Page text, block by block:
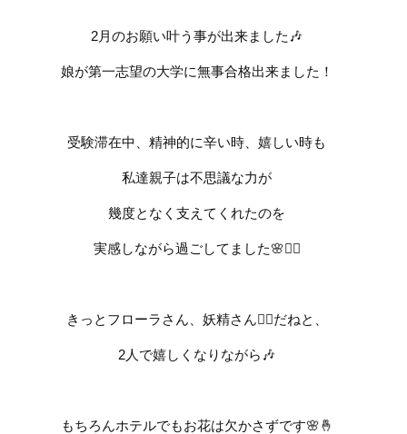
2月のお願い叶う事が出来ました 🎶
娘が第一志望の大学に無事合格出来ました！
受験滞在中、精神的に辛い時、嬉しい時も
私達親子は不思議な力が
幾度となく支えてくれたのを
実感しながら過ごしてました🌸🧚‍♀️
きっとフローラさん、妖精さん🧚‍♀️だねと、
2人で嬉しくなりながら 🎶
もちろんホテルでもお花は欠かさずです🌸🤞